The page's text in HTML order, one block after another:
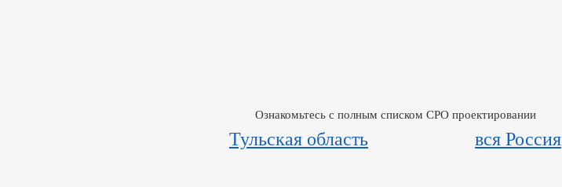
Ознакомьтесь с полным списком СРО проектировании
Тульская область вся Россия